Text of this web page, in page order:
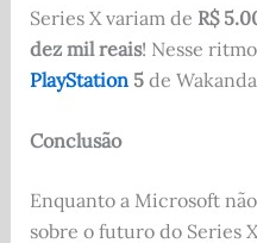
Series X variam de R$
dez mil reais! Nesse
PlayStation5de
Conclusão
Enquanto a Microsoft
sobre o futuro do Series